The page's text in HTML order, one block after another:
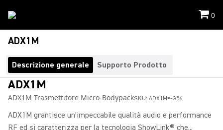
0
ADX1M
Descrizione generale Supporto Prodotto
ADX1M
ADX1M Trasmettitore Micro-BodypackSKU: ADX1M=-G56
ADX1M grantisce un'impeccabile qualità audio e performance
RF ed si caratterizza per la tecnologia ShowLink® che...